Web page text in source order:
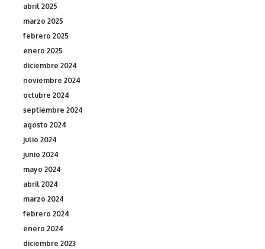
abril 2025
marzo 2025
febrero 2025
enero 2025
diciembre 2024
noviembre 2024
octubre 2024
septiembre 2024
agosto 2024
julio 2024
junio 2024
mayo 2024
abril 2024
marzo 2024
febrero 2024
enero 2024
diciembre 2023